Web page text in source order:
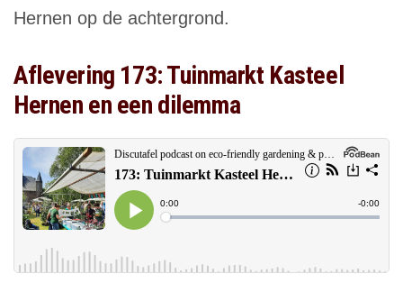
Hernen op de achtergrond.
Aflevering 173: Tuinmarkt Kasteel
Hernen en een dilemma